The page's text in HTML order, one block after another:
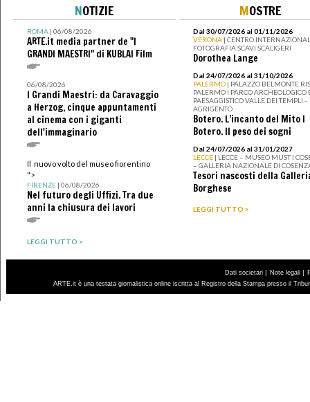
NOTIZIE
ROMA| 06/08/2026
ARTE.it media partner de "I
GRANDI MAESTRI" di KUBLAI Film
06/08/2026
I Grandi Maestri: da Caravaggio
a Herzog, cinque appuntamenti
al cinema con i giganti
dell'immaginario
Il nuovo volto del museo fiorentino
">
FIRENZE| 06/08/2026
Nel futuro degli Uffizi. Tra due
anni la chiusura dei lavori
LEGGI TUTTO >
MOSTRE
Dal 30/07/2026 al 01/11/2026
VERONA | CENTRO
FOTOGRAFIA SCAVI SCALIGERI
Dorothea Lange
Dal 24/07/2026 al 31/10/2026
PALERMO | PALAZZO BELMONTE
PALERMO I PARCO ARCHEOLOGICO
PAESAGGISTICO VALLE DEI TEMPLI -
AGRIGENTO
Botero. L’incanto del Mito I
Botero. Il peso dei sogni
Dal 24/07/2026 al 31/01/2027
LECCE | LECCE – MUSEO MUST I
– GALLERIA NAZIONALE DI
Tesori nascosti della
Borghese
LEGGI TUTTO >
Dati societari | Note legali |
ARTE.it è una testata giornalistica online iscritta al Registro della Stampa presso il